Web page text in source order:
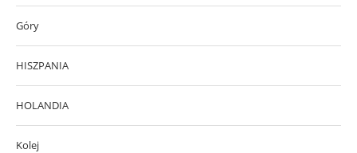
Góry
HISZPANIA
HOLANDIA
Kolej